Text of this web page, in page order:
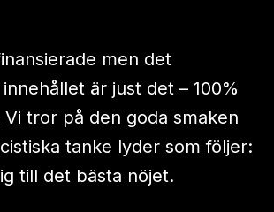
men det
är just det – 100%
tror på den goda smaken
tanke lyder som följer:
till det bästa nöjet.